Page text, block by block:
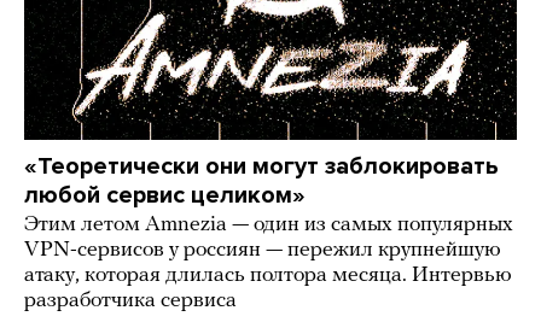
«Теоретически они могут заблокировать
любой сервис целиком»
Этим летом Amnezia — один из самых популярных
VPN-сервисов у россиян — пережил крупнейшую
атаку, которая длилась полтора месяца. Интервью
разработчика сервиса